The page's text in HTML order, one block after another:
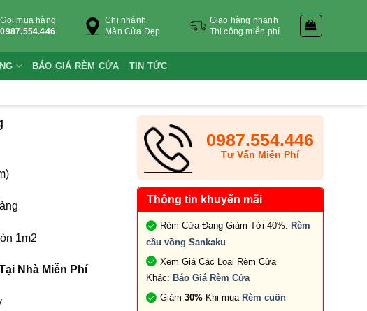
Gọi mua hàng
0987.554.446
Chi nhánh
Màn Cửa Đẹp
Giao hàng nhanh
Thi công miễn phí
BÁO GIÁ RÈM CỬA TIN TỨC
1m2
Nhà Miễn Phí
0987.554.446
Tư Vấn Miễn Phí
Thông tin khuyến mãi
Rèm Cửa Đang Giảm Tới 40%: Rèm
cầu vồng Sankaku
Xem Giá Các Loại Rèm Cửa
Khác: Báo Giá Rèm Cửa
Giảm 30%Khi mua Rèm cuốn